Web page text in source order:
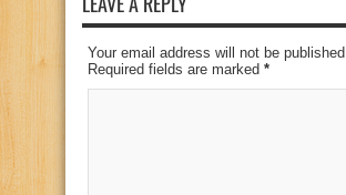
Your email address will not be published.
Required fields are marked *